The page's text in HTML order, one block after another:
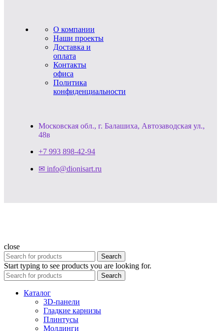
О компании
Наши проекты
Доставка и
оплата
Контакты
офиса
Политика
конфиденциальности
Московская обл., г. Балашиха, Автозаводская ул.,
48в
+7 993 898-42-94
✉ info@dionisart.ru
close
Search
Start typing to see products you are looking for.
Search
Каталог
3D-панели
Гладкие карнизы
Плинтусы
Молдинги